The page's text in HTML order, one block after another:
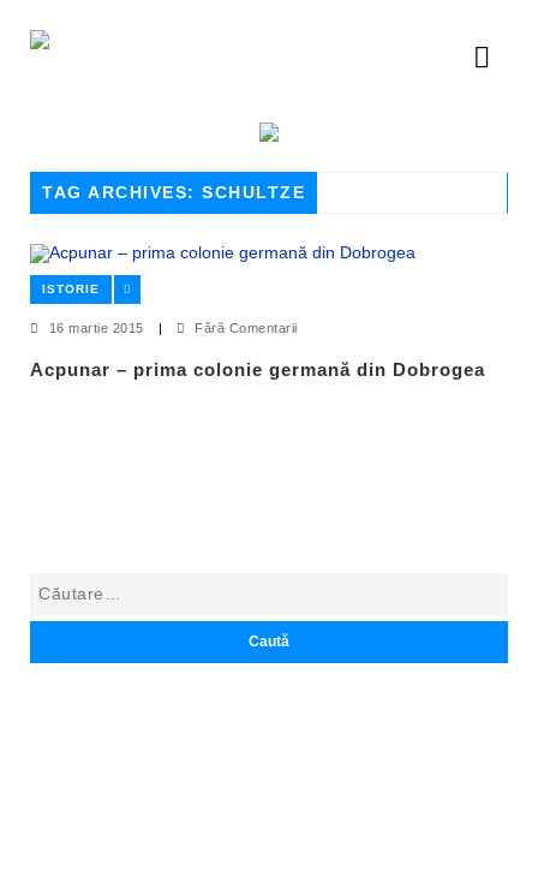
TAG ARCHIVES: SCHULTZE
ISTORIE
16 martie 2015 | Fără Comentarii
Acpunar – prima colonie germană din Dobrogea